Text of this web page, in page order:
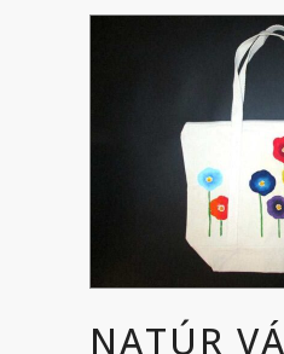
NATÚR